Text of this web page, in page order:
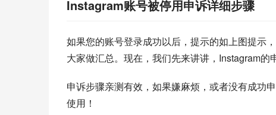
Instagram账号被停用申诉详细步骤
如果您的账号登录成功以后，提示的如上图提示
大家做汇总。现在，我们先来讲讲，Instagram的
申诉步骤亲测有效，如果嫌麻烦，或者没有成功
使用！